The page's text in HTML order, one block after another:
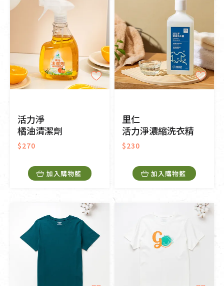
活力淨
橘油清潔劑
$270
加入購物籃
里仁
活力淨濃縮洗衣精
$230
加入購物籃